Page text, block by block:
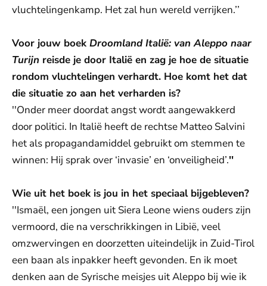
vluchtelingenkamp. Het zal hun wereld verrijken.’’
Voor jouw boek Droomland Italië: van Aleppo naar
Turijn reisde je door Italië en zag je hoe de situatie
rondom vluchtelingen verhardt. Hoe komt het dat
die situatie zo aan het verharden is?
''Onder meer doordat angst wordt aangewakkerd
door politici. In Italië heeft de rechtse Matteo Salvini
het als propagandamiddel gebruikt om stemmen te
winnen: Hij sprak over ‘invasie’ en ‘onveiligheid’.''
Wie uit het boek is jou in het speciaal bijgebleven?
''Ismaël, een jongen uit Siera Leone wiens ouders zijn
vermoord, die na verschrikkingen in Libië, veel
omzwervingen en doorzetten uiteindelijk in Zuid-Tirol
een baan als inpakker heeft gevonden. En ik moet
denken aan de Syrische meisjes uit Aleppo bij wie ik